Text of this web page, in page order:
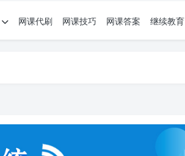
网课代刷 网课技巧 网课答案 继续教育